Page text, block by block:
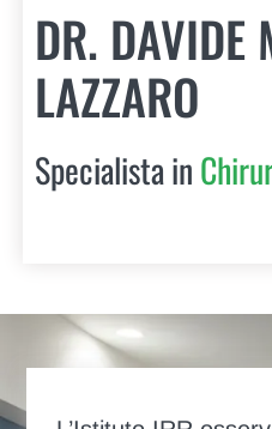
DR. DAVIDE
LAZZARO
Specialista in